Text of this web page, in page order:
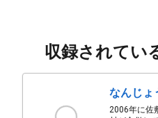
収録されてい
なんじょ
2006年に佐